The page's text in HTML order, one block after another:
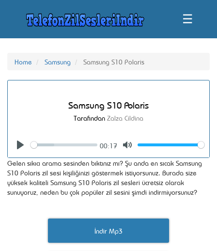
☰
Home Samsung Samsung S10 Polaris
Samsung S10 Polaris
Tarafından Zalza Cildina
Seek
00:17
Volume
Gelen sıkıcı arama sesinden bıktınız mı? Şu anda en sıcak Samsung
S10 Polaris zil sesi kişiliğinizi göstermek istiyorsunuz. Burada size
yüksek kaliteli Samsung S10 Polaris zil sesleri ücretsiz olarak
sunuyoruz, neden bu çok popüler zil sesini şimdi indirmiyorsunuz?
İndir Mp3